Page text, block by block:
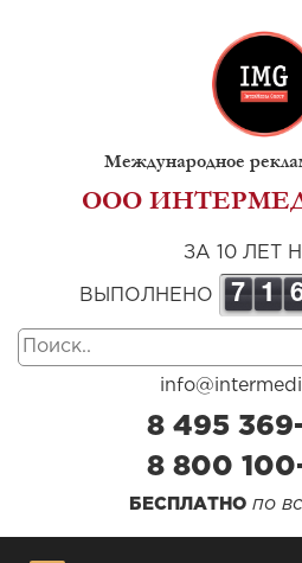
Международное
ООО
ЗА 10 ЛЕТ
ВЫПОЛНЕНО 7 1
8 495
8 800
БЕСПЛАТНО по